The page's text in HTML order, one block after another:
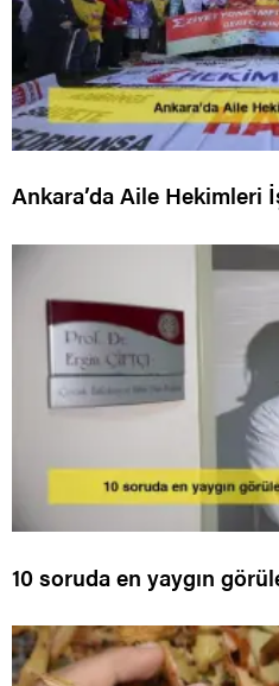
Ankara’da Aile Hekimleri
10 soruda en yaygın